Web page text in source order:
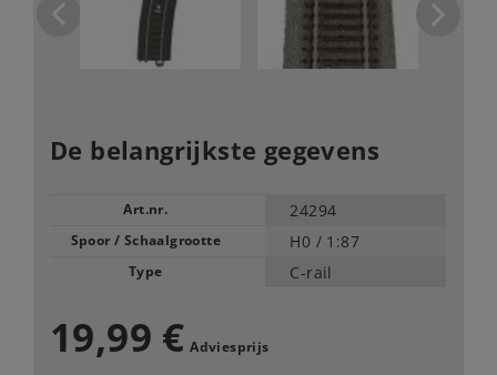
De belangrijkste gegevens
Art.nr. 24294
Spoor / Schaalgrootte H0 / 1:87
Type C-rail
19,99 € Adviesprijs